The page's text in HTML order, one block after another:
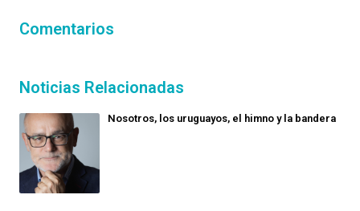
Comentarios
Noticias Relacionadas
Nosotros, los uruguayos, el himno y la bandera